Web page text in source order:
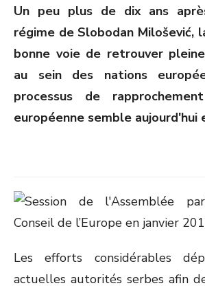
Un peu plus de dix ans
régime de Slobodan Milošević,
bonne voie de retrouver
au sein des nations
processus de
européenne semble aujourd'hui
Les efforts considérables
actuelles autorités serbes afin